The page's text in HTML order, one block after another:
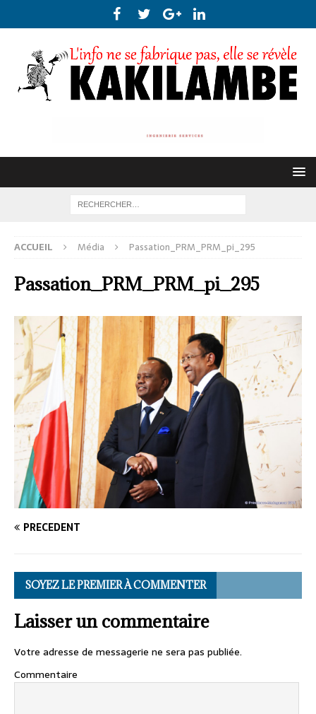
ACCUEIL Média Passation_PRM_PRM_pi_295
Passation_PRM_PRM_pi_295
PRÉCÉDENT
SOYEZ LE PREMIER À COMMENTER
Laisser un commentaire
Votre adresse de messagerie ne sera pas publiée.
Commentaire